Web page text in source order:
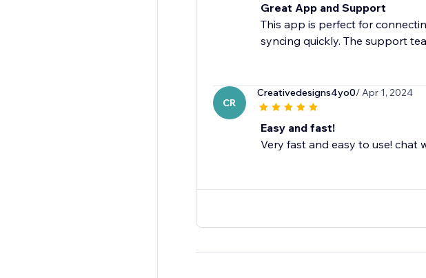
Great App and Support
This app is perfect for
syncing quickly. The support
CR
Creativedesigns4yo0/ Apr 1, 2024
Easy and fast!
Very fast and easy to use! chat